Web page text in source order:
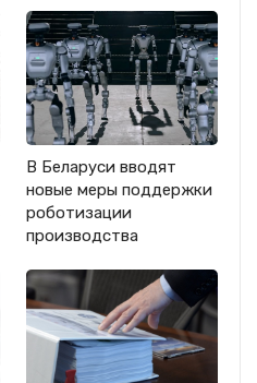
В Беларуси вводят
новые меры поддержки
роботизации
производства